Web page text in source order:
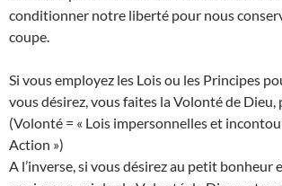
conditionner notre liberté pour nous
coupe.
Si vous employez les Lois ou les Principes
vous désirez, vous faites la Volonté de Dieu,
(Volonté = « Lois impersonnelles et
Action »)
A l’inverse, si vous désirez au petit bonheur